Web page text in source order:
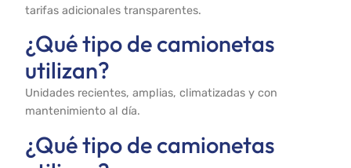
tarifas adicionales transparentes.
¿Qué tipo de camionetas
utilizan?
Unidades recientes, amplias, climatizadas y con
mantenimiento al día.
¿Qué tipo de camionetas